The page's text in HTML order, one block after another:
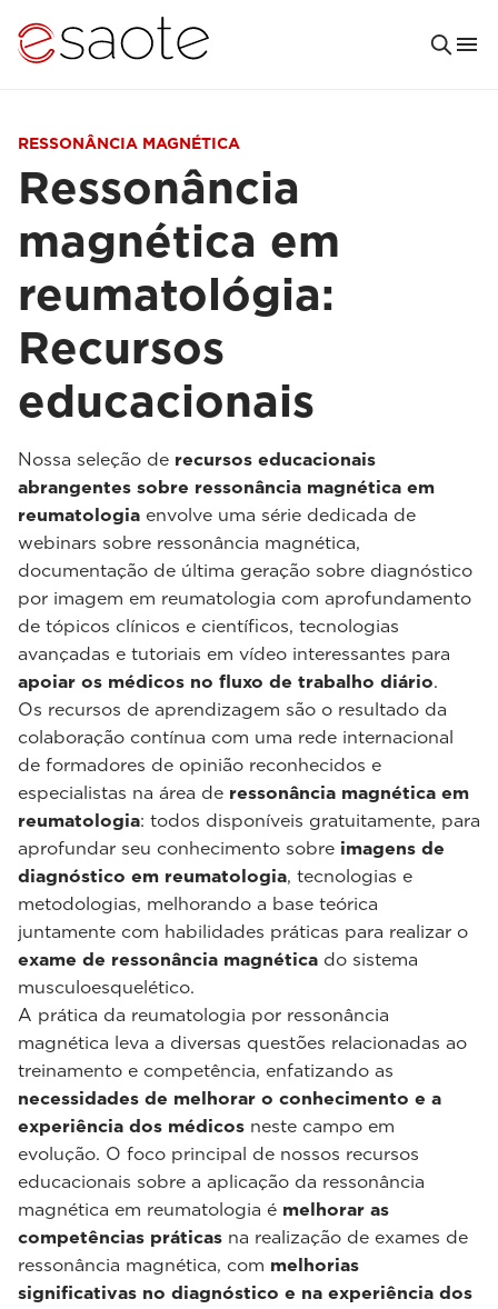
RESSONÂNCIA MAGNÉTICA
Ressonância
magnética em
reumatológia:
Recursos
educacionais
Nossa seleção de recursos educacionais
abrangentes sobre ressonância magnética em
reumatologia envolve uma série dedicada de
webinars sobre ressonância magnética,
documentação de última geração sobre diagnóstico
por imagem em reumatologia com aprofundamento
de tópicos clínicos e científicos, tecnologias
avançadas e tutoriais em vídeo interessantes para
apoiar os médicos no fluxo de trabalho diário.
Os recursos de aprendizagem são o resultado da
colaboração contínua com uma rede internacional
de formadores de opinião reconhecidos e
especialistas na área de ressonância magnética em
reumatologia: todos disponíveis gratuitamente, para
aprofundar seu conhecimento sobre imagens de
diagnóstico em reumatologia, tecnologias e
metodologias, melhorando a base teórica
juntamente com habilidades práticas para realizar o
exame de ressonância magnética do sistema
musculoesquelético.
A prática da reumatologia por ressonância
magnética leva a diversas questões relacionadas ao
treinamento e competência, enfatizando as
necessidades de melhorar o conhecimento e a
experiência dos médicos neste campo em
evolução. O foco principal de nossos recursos
educacionais sobre a aplicação da ressonância
magnética em reumatologia é melhorar as
competências práticas na realização de exames de
ressonância magnética, com melhorias
significativas no diagnóstico e na experiência dos